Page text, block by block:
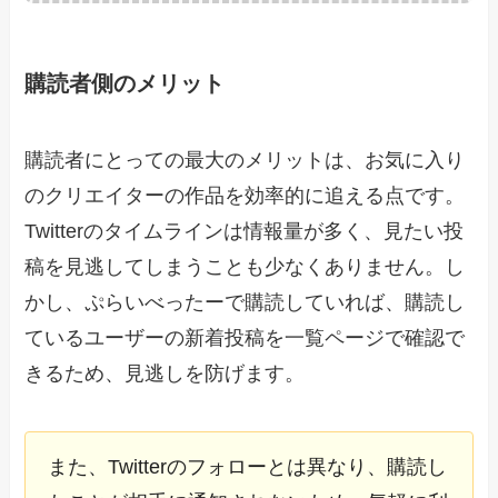
購読者側のメリット
購読者にとっての最大のメリットは、お気に入り
のクリエイターの作品を効率的に追える点です。
Twitterのタイムラインは情報量が多く、見たい投
稿を見逃してしまうことも少なくありません。し
かし、ぷらいべったーで購読していれば、購読し
ているユーザーの新着投稿を一覧ページで確認で
きるため、見逃しを防げます。
また、Twitterのフォローとは異なり、購読し